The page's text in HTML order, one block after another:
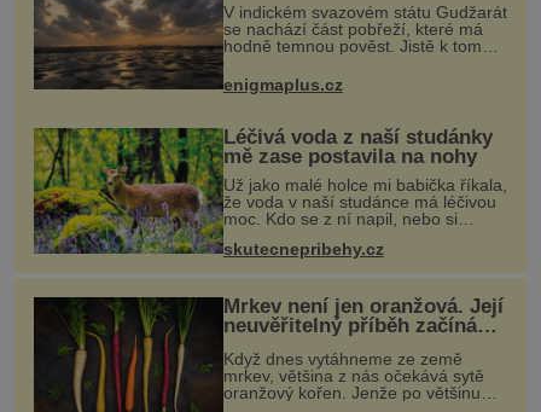
V indickém svazovém státu Gudžarát
se nachází část pobřeží, které má
hodně temnou pověst. Jistě k tomu
přispívá i černý písek této pláže.
Proč má pláž takové netypické
zbarvení? Nakolik jsou pravdivé
enigmaplus.cz
Léčivá voda z naší studánky
mě zase postavila na nohy
Už jako malé holce mi babička říkala,
že voda v naší studánce má léčivou
moc. Kdo se z ní napil, nebo si
natrhal bylinky kolem, tomu se
ulevilo. Ráda vzpomínám na své
dětství a na studánku, která se u
skutecnepribehy.cz
Mrkev není jen oranžová. Její
neuvěřitelný příběh začíná
Když dnes vytáhneme ze země
mrkev, většina z nás očekává sytě
oranžový kořen. Jenže po většinu